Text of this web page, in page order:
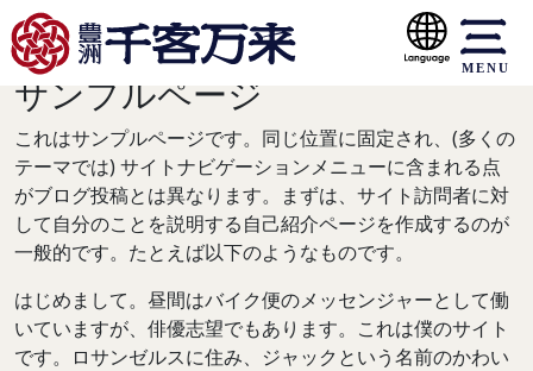
MENU
サンプルページ
これはサンプルページです。同じ位置に固定され、(多くの
テーマでは) サイトナビゲーションメニューに含まれる点
がブログ投稿とは異なります。まずは、サイト訪問者に対
して自分のことを説明する自己紹介ページを作成するのが
一般的です。たとえば以下のようなものです。
はじめまして。昼間はバイク便のメッセンジャーとして働
いていますが、俳優志望でもあります。これは僕のサイト
です。ロサンゼルスに住み、ジャックという名前のかわい